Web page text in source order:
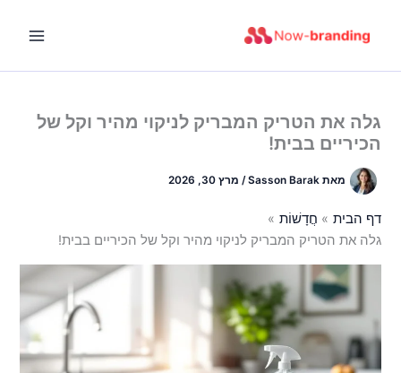
גלה את הטריק המבריק לניקוי מהיר וקל של
הכיריים בבית!
מאתSasson Barak
/ מרץ 30, 2026
דף הבית
חֲדָשׁוֹת
גלה את הטריק המבריק לניקוי מהיר וקל של הכיריים בבית!